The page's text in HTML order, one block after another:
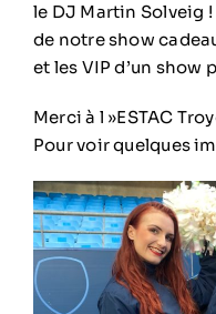
le DJ Martin Solveig
de notre show
et les VIP d’un show
Merci à l »ESTAC
Pour voir quelques